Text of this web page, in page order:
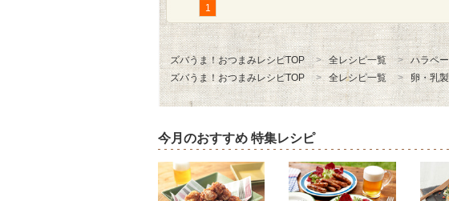
1
ズバうま！おつまみレシピTOP 全レシピ一覧
ハラペ
ズバうま！おつまみレシピTOP
全レシピ一覧 卵・乳
今月のおすすめ 特集レシピ